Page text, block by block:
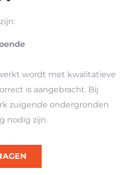
wordt met kwalitatieve
is aangebracht. Bij
zuigende ondergronden
nodig zijn.